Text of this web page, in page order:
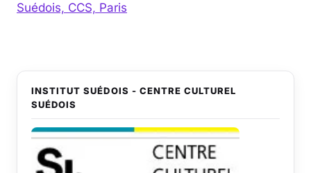
Suédois, CCS, Paris
INSTITUT SUÉDOIS - CENTRE CULTUREL
SUÉDOIS